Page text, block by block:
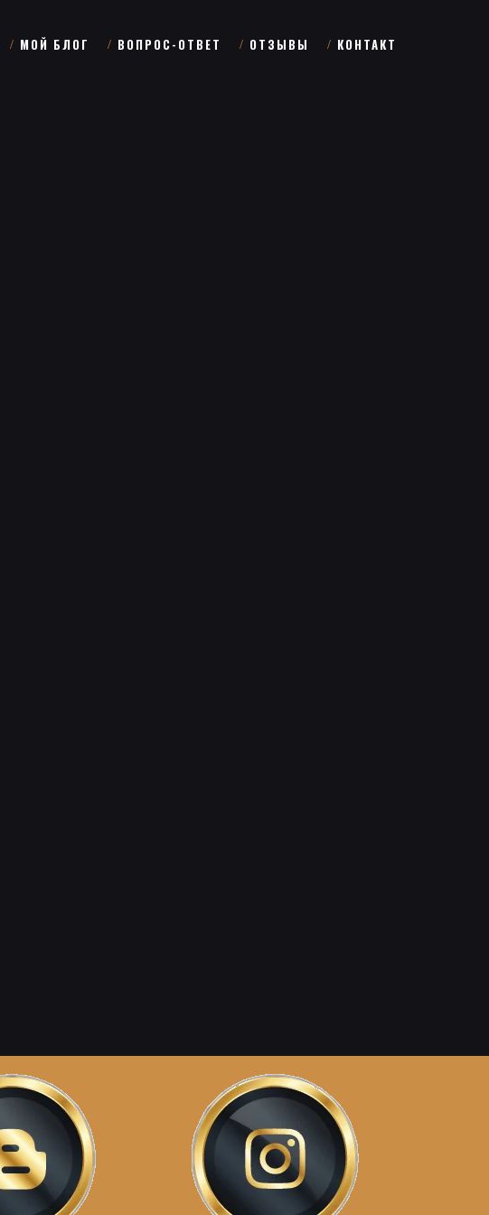
МОЙ БЛОГ ВОПРОС-ОТВЕТ ОТЗЫВЫ КОНТАКТ